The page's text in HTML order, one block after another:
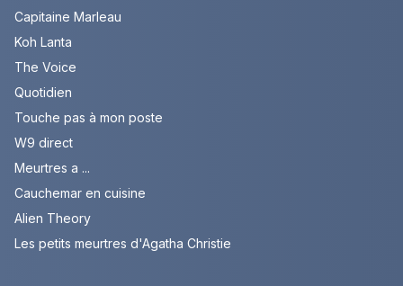
Capitaine Marleau
Koh Lanta
The Voice
Quotidien
Touche pas à mon poste
W9 direct
Meurtres a ...
Cauchemar en cuisine
Alien Theory
Les petits meurtres d'Agatha Christie